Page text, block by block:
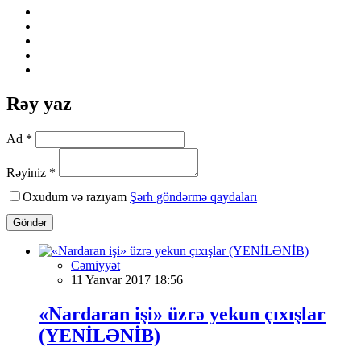
Rəy yaz
Ad *
Rəyiniz *
Oxudum və razıyam Şərh göndərmə qaydaları
Göndər
Cəmiyyət
11 Yanvar 2017 18:56
«Nardaran işi» üzrə yekun çıxışlar
(YENİLƏNİB)